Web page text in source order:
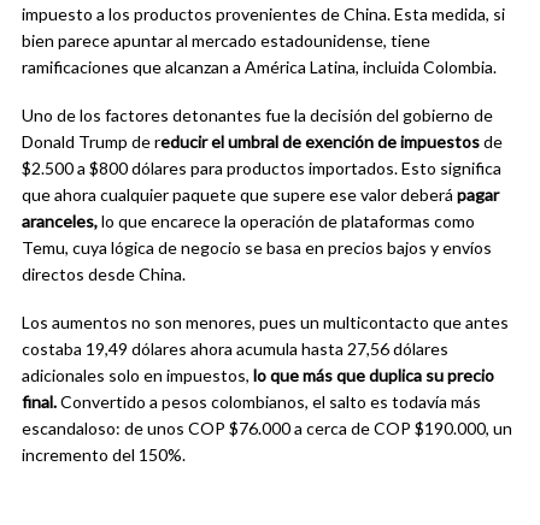
impuesto a los productos provenientes de China. Esta medida, si
bien parece apuntar al mercado estadounidense, tiene
ramificaciones que alcanzan a América Latina, incluida Colombia.
Uno de los factores detonantes fue la decisión del gobierno de
Donald Trump de reducir el umbral de exención de impuestosde
$2.500 a $800 dólares para productos importados. Esto significa
que ahora cualquier paquete que supere ese valor deberá pagar
aranceles,lo que encarece la operación de plataformas como
Temu, cuya lógica de negocio se basa en precios bajos y envíos
directos desde China.
Los aumentos no son menores, pues un multicontacto que antes
costaba 19,49 dólares ahora acumula hasta 27,56 dólares
adicionales solo en impuestos, lo que más que duplica su precio
final.Convertido a pesos colombianos, el salto es todavía más
escandaloso: de unos COP $76.000 a cerca de COP $190.000, un
incremento del 150%.